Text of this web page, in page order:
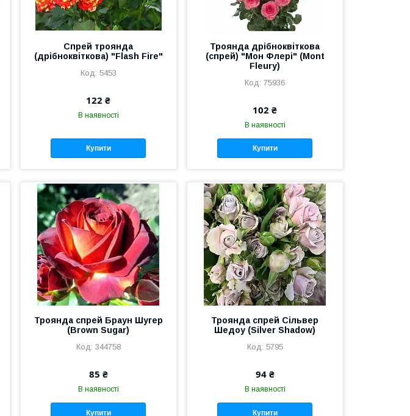
Спрей троянда
(дрібноквіткова) "Flash Fire"
5453
122 ₴
В наявності
Купити
Троянда дрібноквіткова
(спрей) "Мон Флері" (Mont
Fleury)
75936
102 ₴
В наявності
Купити
Троянда спрей Браун Шугер
(Brown Sugar)
344758
85 ₴
В наявності
Купити
Троянда спрей Сільвер
Шедоу (Silver Shadow)
5795
94 ₴
В наявності
Купити